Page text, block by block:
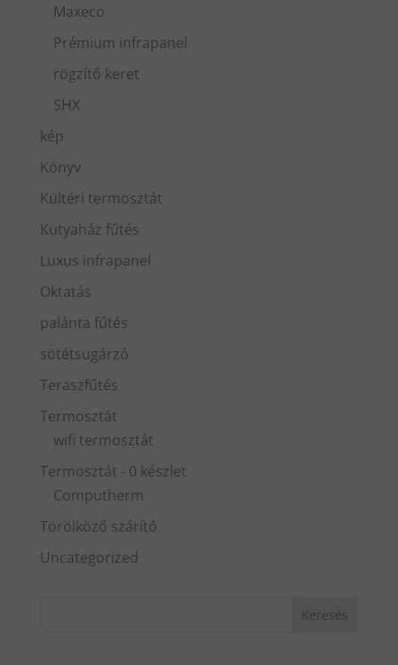
Maxeco
Prémium infrapanel
rögzítő keret
SHX
kép
Könyv
Kültéri termosztát
Kutyaház fűtés
Luxus infrapanel
Oktatás
palánta fűtés
sötétsugárzó
Teraszfűtés
Termosztát
wifi termosztát
Termosztát - 0 készlet
Computherm
Törölköző szárító
Uncategorized